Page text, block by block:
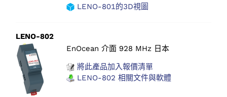
LENO-801的3D視圖
LENO-802
EnOcean 介面 928 MHz 日本
將此產品加入報價清單
LENO-802 相關文件與軟體